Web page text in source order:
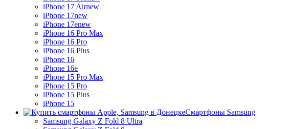
iPhone 17 Airnew
iPhone 17new
iPhone 17enew
iPhone 16 Pro Max
iPhone 16 Pro
iPhone 16 Plus
iPhone 16
iPhone 16e
iPhone 15 Pro Max
iPhone 15 Pro
iPhone 15 Plus
iPhone 15
Смартфоны Samsung
Samsung Galaxy Z Fold 8 Ultra